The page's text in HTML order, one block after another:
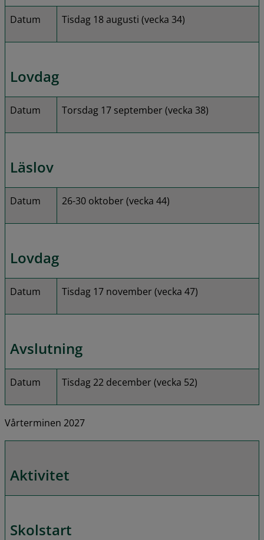
Datum Tisdag 18 augusti (vecka 34)
Lovdag
Datum Torsdag 17 september (vecka 38)
Läslov
Datum 26-30 oktober (vecka 44)
Lovdag
Datum Tisdag 17 november (vecka 47)
Avslutning
Datum Tisdag 22 december (vecka 52)
Vårterminen 2027
Aktivitet
Skolstart